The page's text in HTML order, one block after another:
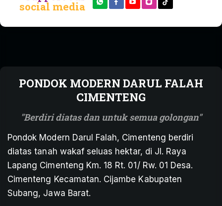
social media
PONDOK MODERN DARUL FALAH
CIMENTENG
Berdiri diatas dan untuk semua golongan
Pondok Modern Darul Falah, Cimenteng berdiri
diatas tanah wakaf seluas hektar, di Jl. Raya
Lapang Cimenteng Km. 18 Rt. 01/ Rw. 01 Desa.
Cimenteng Kecamatan. Cijambe Kabupaten
Subang, Jawa Barat.